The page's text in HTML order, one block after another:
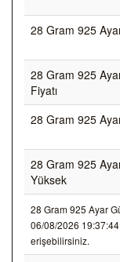
28 Gram 925
28 Gram 925
Fiyatı
28 Gram 925
28 Gram 925
Yüksek
28 Gram 925 Ayar
06/08/2026
erişebilirsiniz.